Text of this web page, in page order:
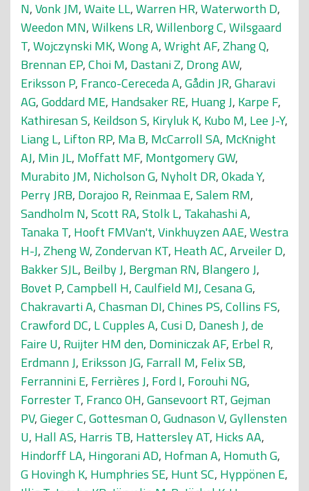
N,Vonk JM,Waite LL,Warren HR,Waterworth D,
Weedon MN,Wilkens LR,Willenborg C,Wilsgaard
T,Wojczynski MK,Wong A,Wright AF,Zhang Q,
Brennan EP,Choi M, Dastani Z, Drong AW,
Eriksson P, Franco-Cereceda A,Gådin JR,Gharavi
AG,Goddard ME, Handsaker RE, Huang J, Karpe F,
Kathiresan S, Keildson S, Kiryluk K, Kubo M, Lee J-Y,
Liang L, Lifton RP, Ma B, McCarroll SA, McKnight
AJ, Min JL, Moffatt MF, Montgomery GW,
Murabito JM, Nicholson G, Nyholt DR,Okada Y,
Perry JRB, Dorajoo R, Reinmaa E,Salem RM,
Sandholm N,Scott RA,Stolk L, Takahashi A,
Tanaka T, Hooft FMVan't,Vinkhuyzen AAE,Westra
H-J,Zheng W,Zondervan KT, Heath AC,Arveiler D,
Bakker SJL, Beilby J, Bergman RN, Blangero J,
Bovet P,Campbell H,Caulfield MJ,Cesana G,
Chakravarti A,Chasman DI,Chines PS,Collins FS,
Crawford DC, L Cupples A,Cusi D, Danesh J,de
Faire U, Ruijter HM den, Dominiczak AF, Erbel R,
Erdmann J, Eriksson JG, Farrall M, Felix SB,
Ferrannini E, Ferrières J, Ford I, Forouhi NG,
Forrester T, Franco OH,Gansevoort RT,Gejman
PV,Gieger C,Gottesman O,Gudnason V,Gyllensten
U, Hall AS, Harris TB, Hattersley AT, Hicks AA,
Hindorff LA, Hingorani AD, Hofman A, Homuth G,
G Hovingh K, Humphries SE, Hunt SC, Hyppönen E,